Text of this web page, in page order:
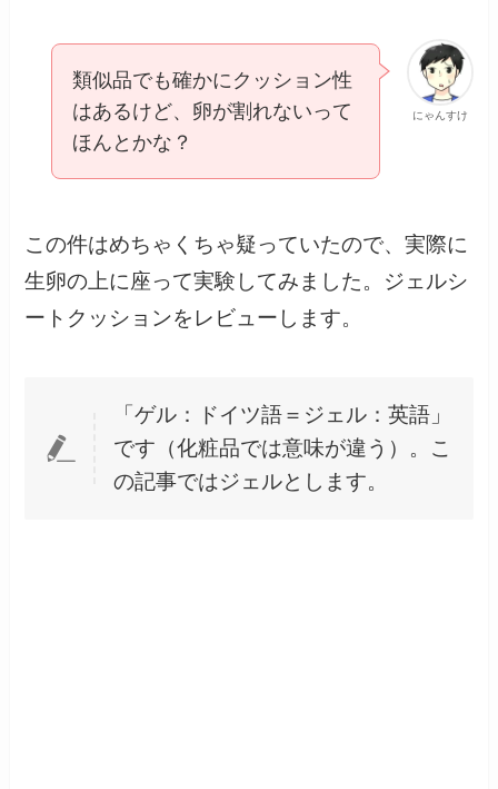
にゃんすけ
類似品でも確かにクッション性
はあるけど、卵が割れないって
ほんとかな？
この件はめちゃくちゃ疑っていたので、実際に
生卵の上に座って実験してみました。ジェルシ
ートクッションをレビューします。
「ゲル：ドイツ語＝ジェル：英語」
です（化粧品では意味が違う）。こ
の記事ではジェルとします。